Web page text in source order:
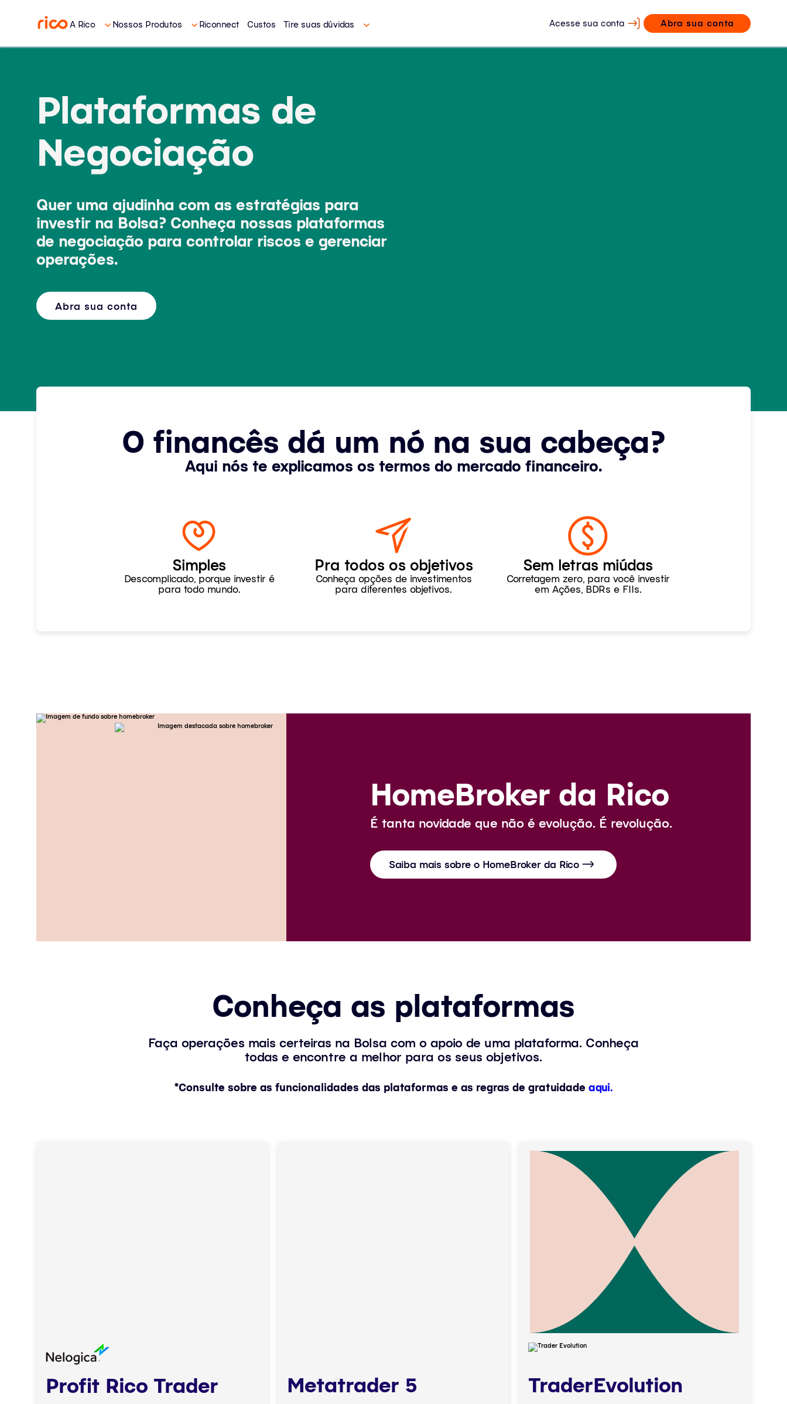
A Rico Nossos Produtos Riconnect Custos Tire suas dúvidas Acesse sua conta Abra sua conta
Plataformas de
Negociação
Quer uma ajudinha com as estratégias para
investir na Bolsa? Conheça nossas plataformas
de negociação para controlar riscos e gerenciar
operações.
Abra sua conta
O financês dá um nó na sua cabeça?
Aqui nós te explicamos os termos do mercado financeiro.
Simples
Descomplicado, porque investir é
para todo mundo.
Pra todos os objetivos
Conheça opções de investimentos
para diferentes objetivos.
Sem letras miúdas
Corretagem zero, para você investir
em Ações, BDRs e FIIs.
HomeBroker da Rico
É tanta novidade que não é evolução. É revolução.
Saiba mais sobre o HomeBroker da Rico
Conheça as plataformas
Faça operações mais certeiras na Bolsa com o apoio de uma plataforma. Conheça
todas e encontre a melhor para os seus objetivos.
*Consulte sobre as funcionalidades das plataformas e as regras de gratuidade aqui.
Profit Rico Trader Metatrader 5 TraderEvolution